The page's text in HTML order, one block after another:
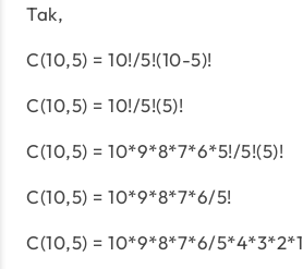
Tak,
C(10,5) = 10!/5!(10-5)!
C(10,5) = 10!/5!(5)!
C(10,5) = 10*9*8*7*6*5!/5!(5)!
C(10,5) = 10*9*8*7*6/5!
C(10,5) = 10*9*8*7*6/5*4*3*2*1